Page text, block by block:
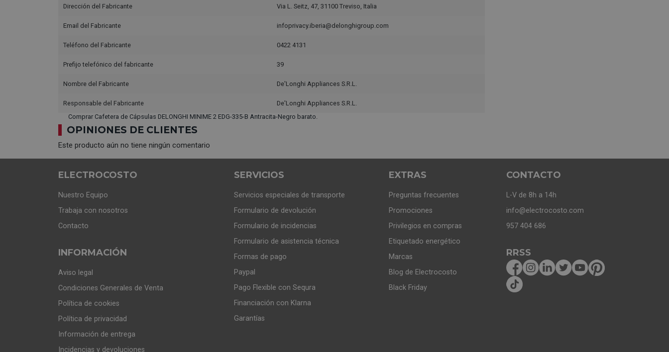
Dirección del Fabricante Via L. Seitz, 47, 31100 Treviso, Italia
Email del Fabricante infoprivacy.iberia@delonghigroup.com
Teléfono del Fabricante 0422 4131
Prefijo telefónico del fabricante 39
Nombre del Fabricante De'Longhi Appliances S.R.L.
Responsable del Fabricante
De'Longhi Appliances S.R.L.
Comprar Cafetera de Cápsulas DELONGHI MINIME 2 EDG-335-B Antracita-Negro barato.
OPINIONES DE CLIENTES
Este producto aún no tiene ningún comentario
ELECTROCOSTO
Nuestro Equipo
Trabaja con nosotros
Contacto
INFORMACIÓN
Aviso legal
Condiciones Generales de Venta
Política de cookies
Política de privacidad
Información de entrega
Incidencias y devoluciones
SERVICIOS
Servicios especiales de transporte
Formulario de devolución
Formulario de incidencias
Formulario de asistencia técnica
Formas de pago
Paypal
Pago Flexible con Sequra
Financiación con Klarna
Garantías
EXTRAS
Preguntas frecuentes
Promociones
Privilegios en compras
Etiquetado energético
Marcas
Blog de Electrocosto
Black Friday
CONTACTO
L-V de 8h a 14h
info@electrocosto.com
957 404 686
RRSS